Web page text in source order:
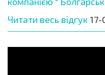
Читати весь відгук